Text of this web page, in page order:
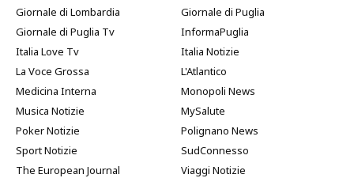
Giornale di Lombardia
Giornale di Puglia
Giornale di Puglia Tv
InformaPuglia
Italia Love Tv
Italia Notizie
La Voce Grossa
L'Atlantico
Medicina Interna
Monopoli News
Musica Notizie
MySalute
Poker Notizie
Polignano News
Sport Notizie
SudConnesso
The European Journal
Viaggi Notizie